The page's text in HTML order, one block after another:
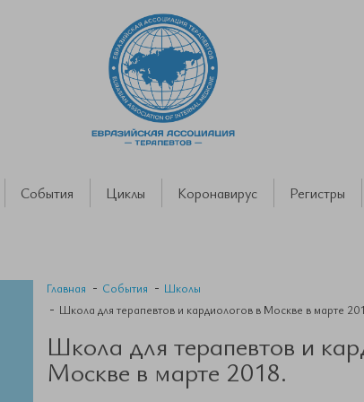
События Циклы Коронавирус Регистры
Главная События
Школы
Школа для терапевтов и кардиологов в Москве в марте
Школа для терапевтов и
Москве в марте 2018.